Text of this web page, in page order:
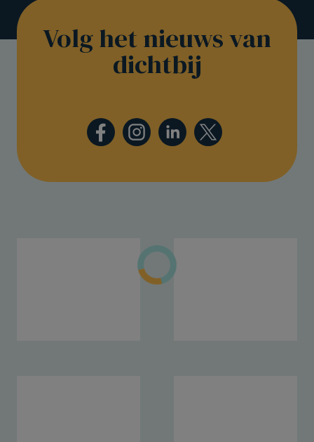
Volg het nieuws van
dichtbij